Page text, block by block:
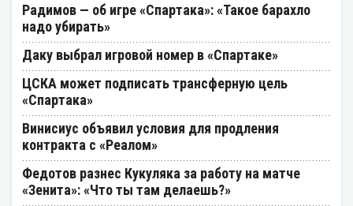
Радимов — об игре «Спартака»: «Такое барахло
надо убирать»
Даку выбрал игровой номер в «Спартаке»
ЦСКА может подписать трансферную цель
«Спартака»
Винисиус объявил условия для продления
контракта с «Реалом»
Федотов разнес Кукуляка за работу на матче
«Зенита»: «Что ты там делаешь?»